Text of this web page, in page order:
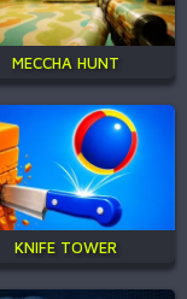
MECCHA HUNT
KNIFE TOWER